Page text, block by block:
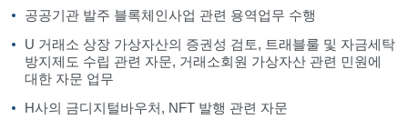
공공기관 발주 블록체인사업 관련 용역업무 수행
U 거래소 상장 가상자산의 증권성 검토, 트래블룰 및 자금세탁
방지제도 수립 관련 자문, 거래소회원 가상자산 관련 민원에
대한 자문 업무
H사의 금디지털바우처, NFT 발행 관련 자문